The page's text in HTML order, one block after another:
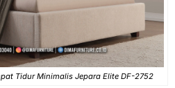
Tidur Minimalis Jepara Elite DF-2752